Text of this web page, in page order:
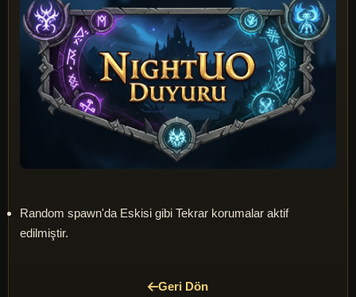
Random spawn'da Eskisi gibi Tekrar korumalar aktif
edilmiştir.
Geri Dön